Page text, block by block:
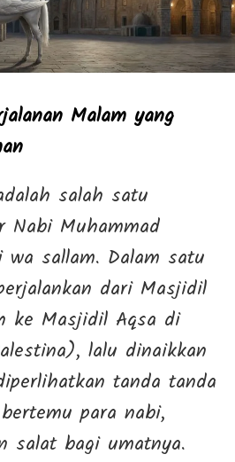
Malam yang
salah satu
Nabi Muhammad
wa sallam. Dalam satu
dari Masjidil
ke Masjidil Aqsa di
lalu dinaikkan
tanda tanda
para nabi,
salat bagi umatnya.